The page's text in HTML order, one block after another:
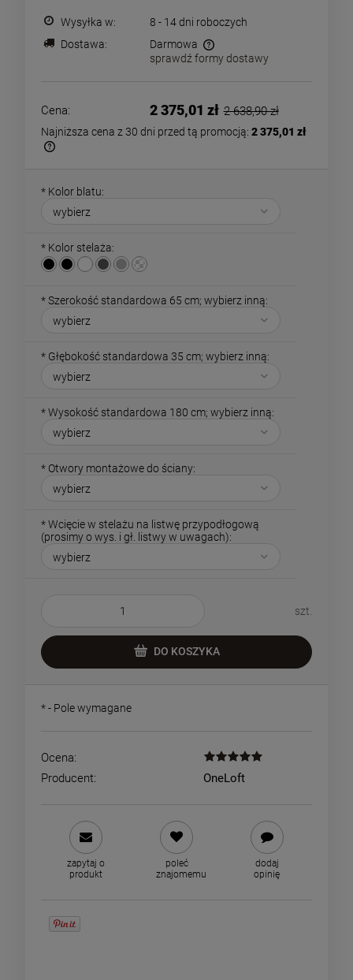
Wysyłka w:
8 - 14 dni roboczych
Dostawa:
Darmowa
Cena nie zawiera ewentualnych kosztów płatności
sprawdź formy dostawy
Cena: 2 375,01 zł 2 638,90 zł
Najniższa cena z 30 dni przed tą promocją: 2 375,01 zł
cena od momentu, kiedy produkt pojawił
się w sprzedaży.
* Kolor blatu:
* Kolor stelaża:
*Szerokość standardowa 65 cm; wybierz inną:
* Głębokość standardowa 35 cm; wybierz inną:
*Wysokość standardowa 180 cm; wybierz inną:
* Otwory montażowe do ściany:
*Wcięcie w stelażu na listwę przypodłogową
(prosimy o wys. i gł. listwy w uwagach):
szt.
DO KOSZYKA
*- Pole wymagane
Ocena:
Producent:
OneLoft
zapytaj o
produkt
poleć
znajomemu
dodaj
opinię